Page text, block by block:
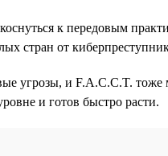
к передовым
стран от
угрозы, и F.A.C.C.T. тоже
и готов быстро расти.